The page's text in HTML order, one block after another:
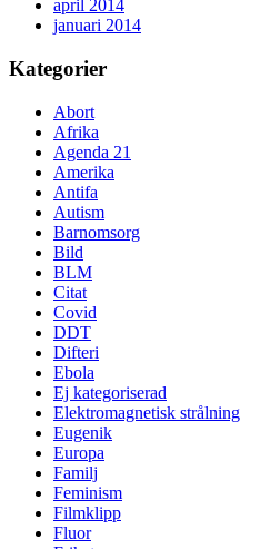
april 2014
januari 2014
Kategorier
Abort
Afrika
Agenda 21
Amerika
Antifa
Autism
Barnomsorg
Bild
BLM
Citat
Covid
DDT
Difteri
Ebola
Ej kategoriserad
Elektromagnetisk strålning
Eugenik
Europa
Familj
Feminism
Filmklipp
Fluor